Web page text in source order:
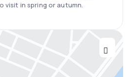
visit in spring or autumn.